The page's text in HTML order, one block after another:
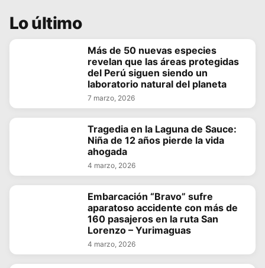
Lo último
Más de 50 nuevas especies
revelan que las áreas protegidas
del Perú siguen siendo un
laboratorio natural del planeta
7 marzo, 2026
Tragedia en la Laguna de Sauce:
Niña de 12 años pierde la vida
ahogada
4 marzo, 2026
Embarcación “Bravo” sufre
aparatoso accidente con más de
160 pasajeros en la ruta San
Lorenzo – Yurimaguas
4 marzo, 2026